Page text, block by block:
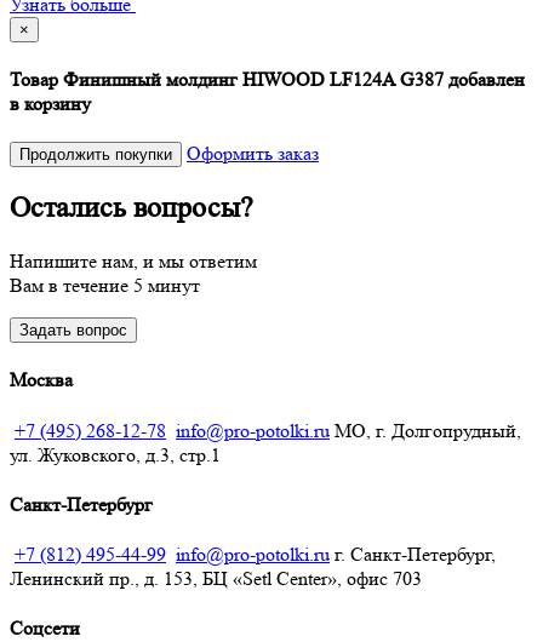
×
Товар Финишный молдинг HIWOOD LF124A G387 добавлен
в корзину
Продолжить покупки Оформить заказ
Остались вопросы?
Напишите нам, и мы ответим
Вам в течение 5 минут
Задать вопрос
Москва
+7 (495) 268-12-78 info@pro-potolki.ru МО, г. Долгопрудный,
ул. Жуковского, д.3, стр.1
Санкт-Петербург
+7 (812) 495-44-99 info@pro-potolki.ru г. Санкт-Петербург,
Ленинский пр., д. 153, БЦ «Setl Center», офис 703
Соцсети